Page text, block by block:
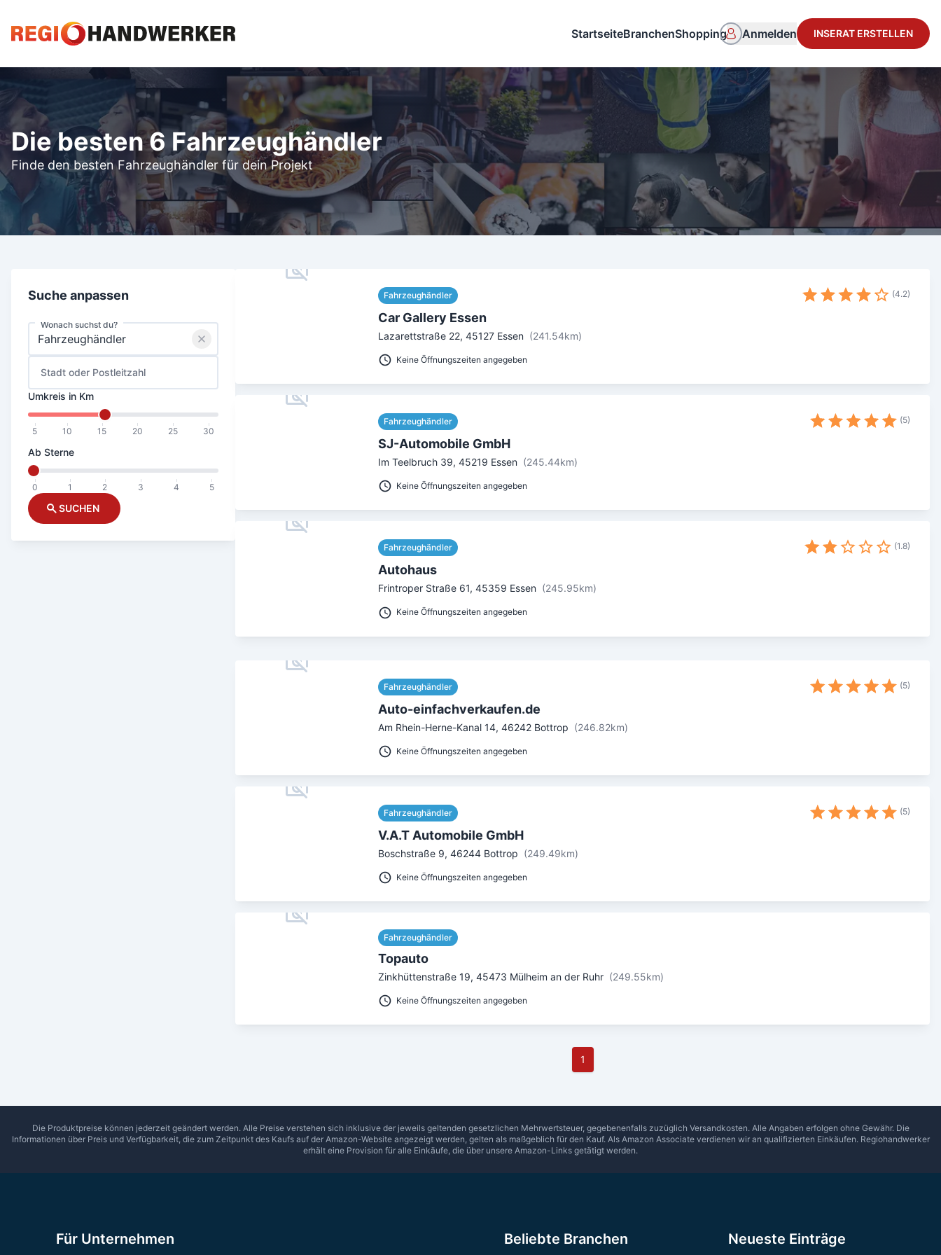
StartseiteBranchenShopping Anmelden INSERAT ERSTELLEN
Die besten 6 Fahrzeughändler
Finde den besten Fahrzeughändler für dein Projekt
Suche anpassen
Wonach suchst du?
Stadt oder Postleitzahl
Umkreis in Km
5 10 15 20 25 30
Ab Sterne
0 1 2 3 4 5
SUCHEN
Fahrzeughändler 4.2
Car Gallery Essen
Lazarettstraße 22, 45127 Essen (241.54km)
Keine Öffnungszeiten angegeben
Fahrzeughändler 5
SJ-Automobile GmbH
Im Teelbruch 39, 45219 Essen (245.44km)
Keine Öffnungszeiten angegeben
Fahrzeughändler 1.8
Autohaus
Frintroper Straße 61, 45359 Essen (245.95km)
Keine Öffnungszeiten angegeben
Fahrzeughändler 5
Auto-einfachverkaufen.de
Am Rhein-Herne-Kanal 14, 46242 Bottrop (246.82km)
Keine Öffnungszeiten angegeben
Fahrzeughändler 5
V.A.T Automobile GmbH
Boschstraße 9, 46244 Bottrop (249.49km)
Keine Öffnungszeiten angegeben
Fahrzeughändler
Topauto
Zinkhüttenstraße 19, 45473 Mülheim an der Ruhr (249.55km)
Keine Öffnungszeiten angegeben
1
Die Produktpreise können jederzeit geändert werden. Alle Preise verstehen sich inklusive der jeweils geltenden gesetzlichen Mehrwertsteuer, gegebenenfalls zuzüglich Versandkosten. Alle Angaben erfolgen ohne Gewähr. Die
Informationen über Preis und Verfügbarkeit, die zum Zeitpunkt des Kaufs auf der Amazon-Website angezeigt werden, gelten als maßgeblich für den Kauf. Als Amazon Associate verdienen wir an qualifizierten Einkäufen. Regiohandwerker
erhält eine Provision für alle Einkäufe, die über unsere Amazon-Links getätigt werden.
Für Unternehmen Beliebte Branchen Neueste Einträge